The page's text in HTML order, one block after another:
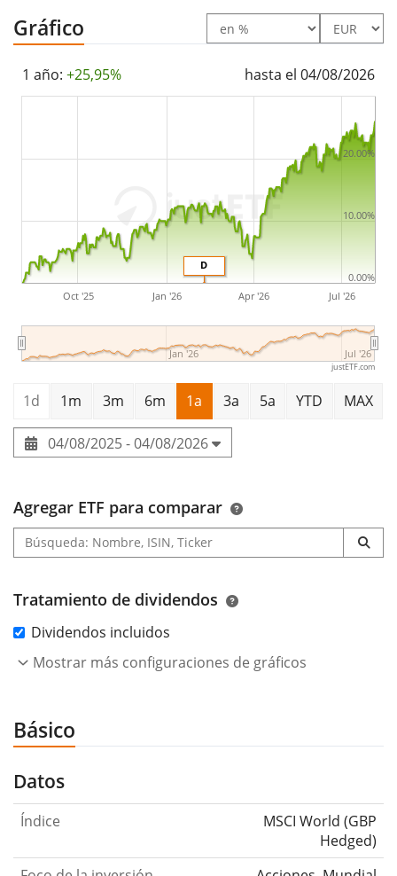
Euro de activos gestionados. El ETF selanzó el 24 de
abril de 2024
domiciliado en Irlanda .
Gráfico
1 año: +25,95% hasta el 04/08/2026
D
Oct '25 Jan '26 Apr '26 Jul '26
Jan '26 Jul '26
0.00%
10.00%
20.00%
justETF.com
1d 1m 3m 6m 1a 3a 5a YTD MAX
04/08/2025 - 04/08/2026
Agregar ETF para comparar
Tratamiento de dividendos
Dividendos incluidos
Mostrar más configuraciones de gráficos
Básico
Datos
Índice
MSCI World (GBP
Hedged)